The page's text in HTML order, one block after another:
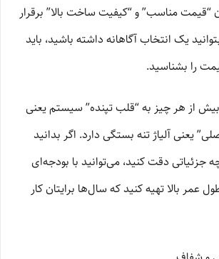
“قیمت مناسب” و “کیفیت ساخت بالا” برقرار
یک انتخاب آگاهانه داشته باشید، باید
را بشناسید.
از هر چیز به “قلب تپنده” سیستم یعنی
یعنی آلیاژ تنه بستگی دارد. اگر بدانید
جزئیاتی دقت کنید، می‌توانید با بودجه‌ای
عمر بالا تهیه کنید که سال‌ها برایتان کار